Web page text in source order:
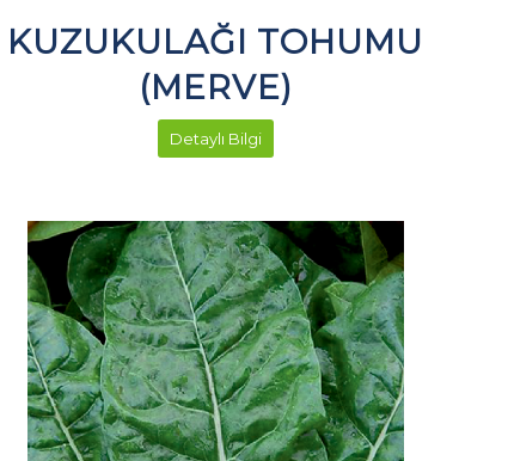
KUZUKULAĞI TOHUMU
(MERVE)
Detaylı Bilgi